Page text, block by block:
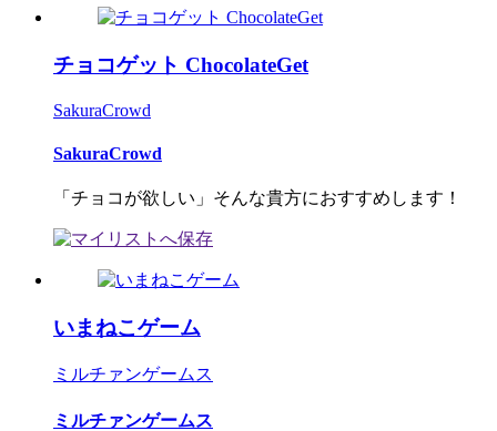
チョコゲット ChocolateGet
SakuraCrowd
SakuraCrowd
「チョコが欲しい」そんな貴方におすすめします！
いまねこゲーム
ミルチァンゲームス
ミルチァンゲームス